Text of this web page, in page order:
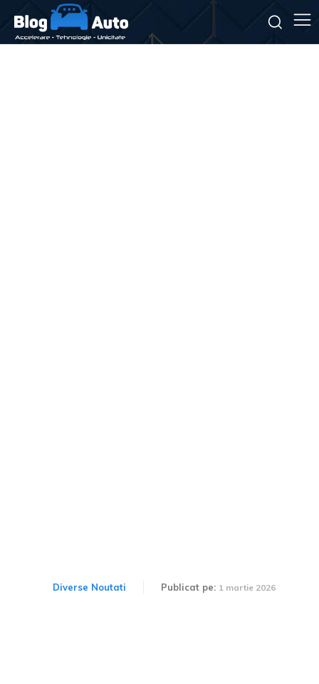
Diverse Noutati Publicat pe: 1 martie 2026